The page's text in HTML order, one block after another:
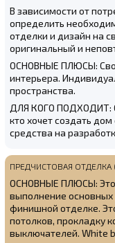
В зависимости от
определить
отделки и дизайн на
оригинальный и
ОСНОВНЫЕ ПЛЮСЫ:
интерьера.
пространства.
ДЛЯ КОГО ПОДХОДИТ:
кто хочет создать
средства на
ПРЕДЧИСТОВАЯ ОТДЕЛКА
ОСНОВНЫЕ ПЛЮСЫ:
выполнение основных
финишной отделке.
потолков, прокладку
выключателей. White